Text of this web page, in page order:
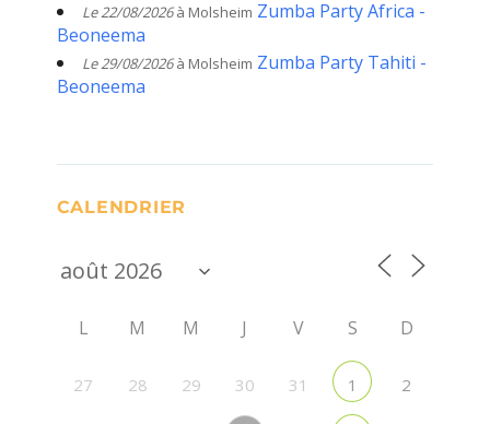
Le 22/08/2026à Molsheim Zumba Party Africa -
Beoneema
Le 29/08/2026à Molsheim Zumba Party Tahiti -
Beoneema
CALENDRIER
L M M J V S D
27 28 29 30 31 1 2